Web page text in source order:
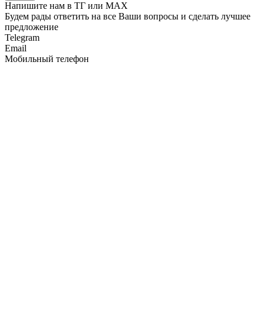
Напишите нам в ТГ или MAX
Будем рады ответить на все Ваши вопросы и сделать лучшее
предложение
Telegram
Email
Мобильный телефон